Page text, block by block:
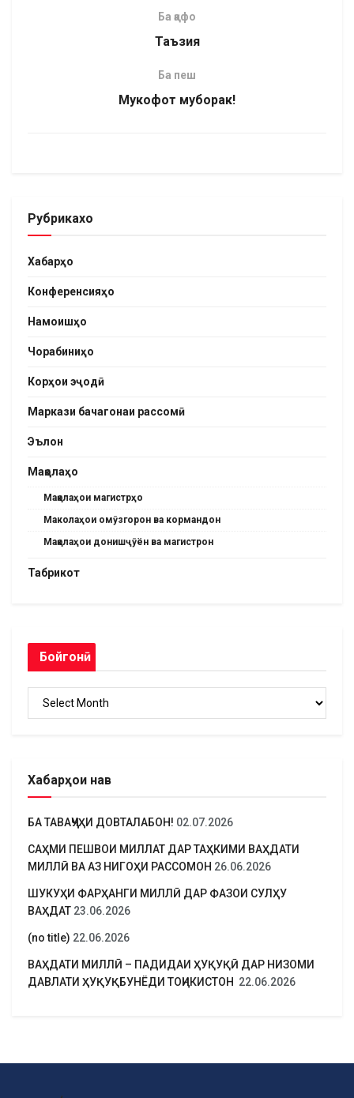
Ба қафо
Таъзия
Ба пеш
Мукофот муборак!
Рубрикахо
Хабарҳо
Конференсияҳо
Намоишҳо
Чорабиниҳо
Корҳои эҷодӣ
Маркази бачагонаи рассомӣ
Эълон
Мақолаҳо
Мақолаҳои магистрҳо
Маколаҳои омӯзгорон ва кормандон
Мақолаҳои донишҷӯён ва магистрон
Табрикот
Бойгонӣ
Хабарҳои нав
БА ТАВАҶҶУҲИ ДОВТАЛАБОН! 02.07.2026
САҲМИ ПЕШВОИ МИЛЛАТ ДАР ТАҲКИМИ ВАҲДАТИ
МИЛЛӢ ВА АЗ НИГОҲИ РАССОМОН 26.06.2026
ШУКУҲИ ФАРҲАНГИ МИЛЛӢ ДАР ФАЗОИ СУЛҲУ
ВАҲДАТ 23.06.2026
(no title) 22.06.2026
ВАҲДАТИ МИЛЛӢ – ПАДИДАИ ҲУҚУҚӢ ДАР НИЗОМИ
ДАВЛАТИ ҲУҚУҚБУНЁДИ ТОҶИКИСТОН 22.06.2026